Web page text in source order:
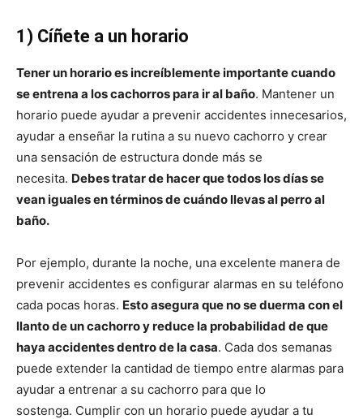
1) Cíñete a un horario
Tener un horario es increíblemente importante cuando
se entrena a los cachorros para ir al baño. Mantener un
horario puede ayudar a prevenir accidentes innecesarios,
ayudar a enseñar la rutina a su nuevo cachorro y crear
una sensación de estructura donde más se
necesita. Debes tratar de hacer que todos los días se
vean iguales en términos de cuándo llevas al perro al
baño.
Por ejemplo, durante la noche, una excelente manera de
prevenir accidentes es configurar alarmas en su teléfono
cada pocas horas. Esto asegura que no se duerma con el
llanto de un cachorro y reduce la probabilidad de que
haya accidentes dentro de la casa. Cada dos semanas
puede extender la cantidad de tiempo entre alarmas para
ayudar a entrenar a su cachorro para que lo
sostenga. Cumplir con un horario puede ayudar a tu